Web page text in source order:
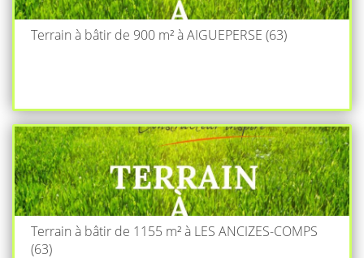
Terrain à bâtir de 900 m² à AIGUEPERSE (63)
Terrain à bâtir de 1155 m² à LES ANCIZES-COMPS
(63)